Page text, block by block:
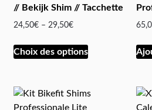
// Bekijk Shim // Tacchette
24,50€ – 29,50€
Choix des options